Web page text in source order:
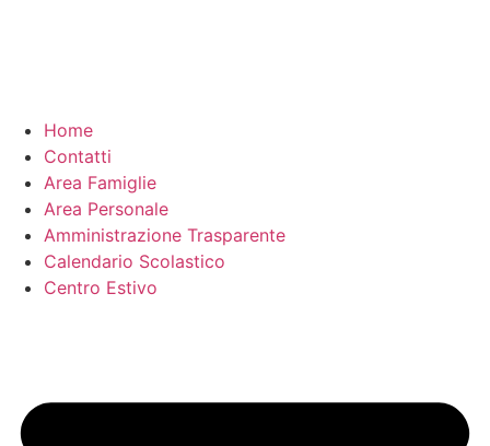
Home
Contatti
Area Famiglie
Area Personale
Amministrazione Trasparente
Calendario Scolastico
Centro Estivo